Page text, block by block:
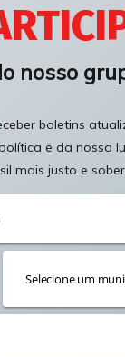
nosso
boletins
e da nossa
mais justo e